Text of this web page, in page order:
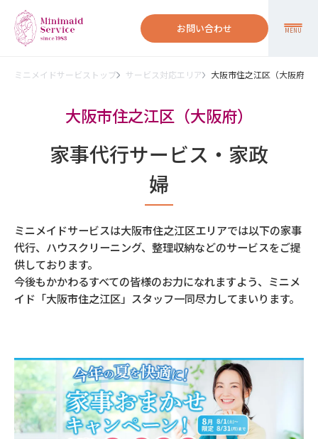
お問い合わせ MENU
ミニメイドサービストップ サービス対応エリア 大阪市住之江区（大阪府）
大阪市住之江区（大阪府）
家事代行サービス・家政
婦
ミニメイドサービスは大阪市住之江区エリアでは以下の家事
代行、ハウスクリーニング、整理収納などのサービスをご提
供しております。
今後もかかわるすべての皆様のお力になれますよう、ミニメ
イド「大阪市住之江区」スタッフ一同尽力してまいります。